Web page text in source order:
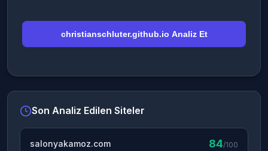
christianschluter.github.io Analiz Et
Son Analiz Edilen Siteler
salonyakamoz.com 84/100